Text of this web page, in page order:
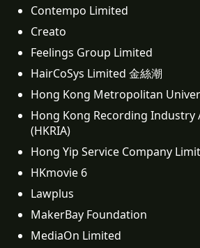
Contempo Limited
Creato
Feelings Group Limited
HairCoSys Limited 金絲潮
Hong Kong Metropolitan
Hong Kong Recording Industry
(HKRIA)
Hong Yip Service Company
HKmovie 6
Lawplus
MakerBay Foundation
MediaOn Limited